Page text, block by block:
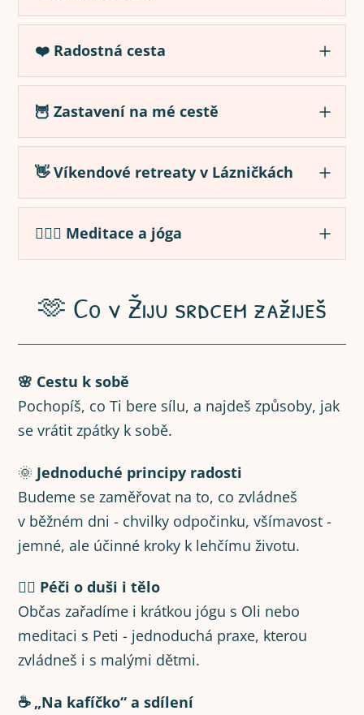
❤️ Radostná cesta
🦉 Zastavení na mé cestě
👋 Víkendové retreaty v Lázničkách
🧘🏻‍♀️ Meditace a jóga
🫶 Co v Žiju srdcem zažiješ
🌸 Cestu k sobě
Pochopíš, co Ti bere sílu, a najdeš způsoby, jak
se vrátit zpátky k sobě.
🌞 Jednoduché principy radosti
Budeme se zaměřovat na to, co zvládneš
v běžném dni - chvilky odpočinku, všímavost -
jemné, ale účinné kroky k lehčímu životu.
🧘‍♀️ Péči o duši i tělo
Občas zařadíme i krátkou jógu s Oli nebo
meditaci s Peti - jednoduchá praxe, kterou
zvládneš i s malými dětmi.
☕ „Na kafíčko“ a sdílení